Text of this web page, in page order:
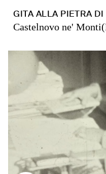
GITA ALLA PIETRA
Castelnovo ne'